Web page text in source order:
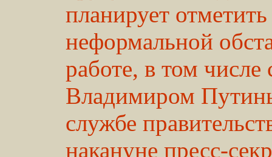
планирует
неформальной
работе, в том числе
Владимиром
службе
накануне пресс-